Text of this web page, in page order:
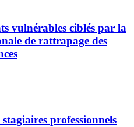
vulnérables ciblés par la
de rattrapage des
professionnels